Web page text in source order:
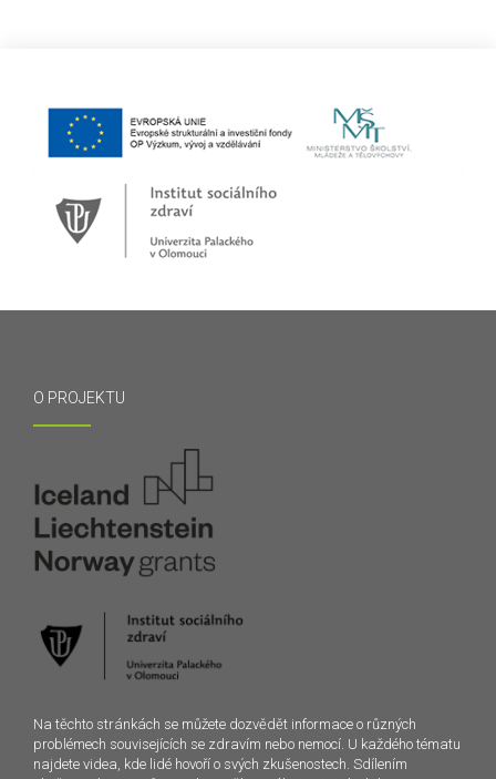
O PROJEKTU
Na těchto stránkách se můžete dozvědět informace o různých
problémech souvisejících se zdravím nebo nemocí. U každého tématu
najdete videa, kde lidé hovoří o svých zkušenostech. Sdílením